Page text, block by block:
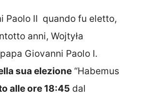
Paolo II quando fu eletto,
anni, Wojtyła
Giovanni Paolo I.
sua elezione “Habemus
alle ore 18:45 dal